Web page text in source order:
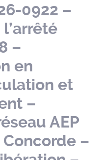
0922 –
–
en
et
–
AEP
–